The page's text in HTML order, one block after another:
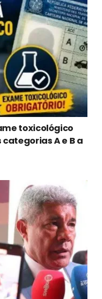
toxicológico
A e B a